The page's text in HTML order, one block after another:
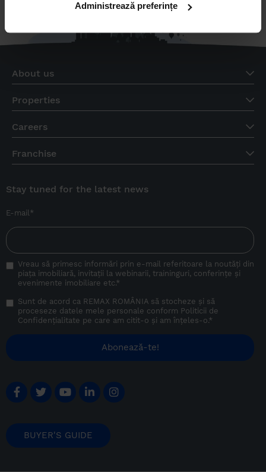
Administrează preferințe
About us
Properties
Careers
Franchise
Stay tuned for the latest news
E-mail*
Vreau să primesc informări prin e-mail referitoare la noutăți din
piața imobiliară, invitații la webinarii, traininguri, conferințe și
evenimente imobiliare etc.*
Sunt de acord ca REMAX ROMÂNIA să stocheze și să
proceseze datele mele personale conform Politicii de
Confidențialitate pe care am citit-o și am înțeles-o.*
BUYER'S GUIDE